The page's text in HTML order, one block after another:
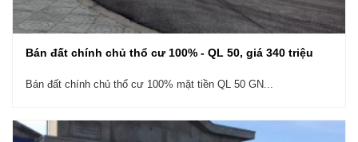
Bán đất chính chủ thổ cư 100% - QL 50, giá 340 triệu
Bán đất chính chủ thổ cư 100% mặt tiền QL 50 GN...